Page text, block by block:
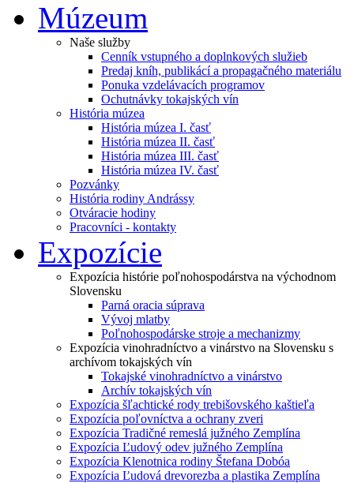
Múzeum
Naše služby
Cenník vstupného a doplnkových služieb
Predaj kníh, publikácí a propagačného materiálu
Ponuka vzdelávacích programov
Ochutnávky tokajských vín
História múzea
História múzea I. časť
História múzea II. časť
História múzea III. časť
História múzea IV. časť
Pozvánky
História rodiny Andrássy
Otváracie hodiny
Pracovníci - kontakty
Expozície
Expozícia histórie poľnohospodárstva na východnom
Slovensku
Parná oracia súprava
Vývoj mlatby
Poľnohospodárske stroje a mechanizmy
Expozícia vinohradníctvo a vinárstvo na Slovensku s
archívom tokajských vín
Tokajské vinohradníctvo a vinárstvo
Archív tokajských vín
Expozícia šľachtické rody trebišovského kaštieľa
Expozícia poľovníctva a ochrany zveri
Expozícia Tradičné remeslá južného Zemplína
Expozícia Ľudový odev južného Zemplína
Expozícia Klenotnica rodiny Štefana Dobóa
Expozícia Ľudová drevorezba a plastika Zemplína